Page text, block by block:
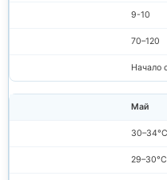
9-10
70–120
Начало
Май
30–34°C
29–30°C